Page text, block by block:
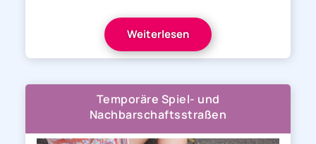
Weiterlesen
Temporäre Spiel- und
Nachbarschaftsstraßen